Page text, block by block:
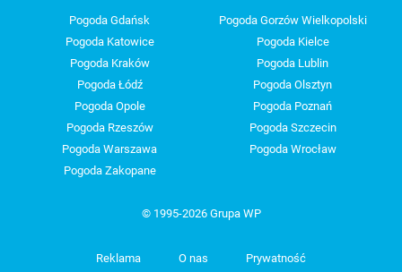
Pogoda Gdańsk
Pogoda Gorzów Wielkopolski
Pogoda Katowice
Pogoda Kielce
Pogoda Kraków
Pogoda Lublin
Pogoda Łódź
Pogoda Olsztyn
Pogoda Opole
Pogoda Poznań
Pogoda Rzeszów
Pogoda Szczecin
Pogoda Warszawa
Pogoda Wrocław
Pogoda Zakopane
© 1995-2026 Grupa WP
Reklama O nas Prywatność